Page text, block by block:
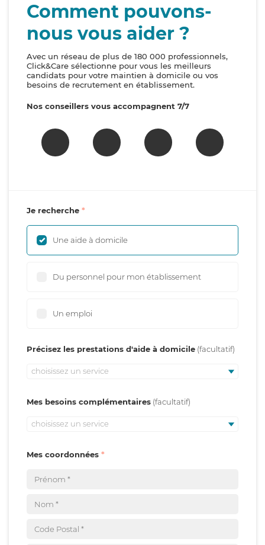
Comment pouvons-
nous vous aider ?
Avec un réseau de plus de 180 000 professionnels,
Click&Care sélectionne pour vous les meilleurs
candidats pour votre maintien à domicile ou vos
besoins de recrutement en établissement.
Nos conseillers vous accompagnent 7/7
Je recherche
Une aide à domicile
Du personnel pour mon établissement
Un emploi
Précisez les prestations d'aide à domicile
choisissez un service
Mes besoins complémentaires
choisissez un service
Mes coordonnées